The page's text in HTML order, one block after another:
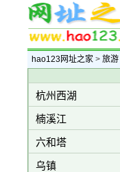
hao123网址之家 > 旅游
杭州西湖
楠溪江
六和塔
乌镇